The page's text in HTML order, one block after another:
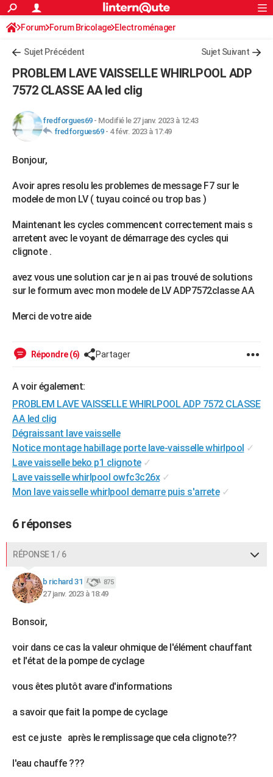
ACTUALITÉS
Politique
Société
Faits Divers
Education
Monde
Villes
+
Programme TV
TNTStreaming
Cinéma
Sorties cinéma
Musique
+FINANCE
Retraite
Impôts
Epargne
Immobilier
Risques naturels par ville
Banque
Assurance
Crédit
AUTO
Essais
Réserver un essai
Citadines
Berlines
SUV
Forum auto
+HIGH-TECH
Mobiles
Meilleur smartphone
Internet
Ordinateurs
Jeux vidéo
Guide high-tech
BRICOLAGE
Forum
Aménagement intérieur
Extérieur
Cuisine
Salle de bains
Jardinage
Rangement
WEEK-END
Art de vivre
Bien-être
Loisirs
Mode
Modes de vie
SANTE
Destinations
City break
Voyage nature
Voyage de noces
Forum
PHOTO
GUIDES D'ACHAT
CARTE DE VOEUX
Carte de Noël
Carte Bonne année
Carte Saint-Valentin
Carte Pâques
Carte d'anniversaire
DICTIONNAIRE
Dictionnaire
Biographies
Citations
Expressions
Proverbes
PROGRAMME TV
COPAINS D'AVANT
S'inscrire
Se connecter
Lycées
Collèges
Primaires
Universités
Entreprises
Service militaire
Avis de recherche
AVIS DE DÉCÈS
S'inscrire
Connexion
Forum Forum Bricolage Electroménager
Sujet Précédent Sujet Suivant
PROBLEM LAVE VAISSELLE WHIRLPOOL ADP
7572 CLASSE AA led clig
fredforgues69- Modifié le 27 janv. 2023 à 12:43
fredforgues69- 4 févr. 2023 à 17:49
Bonjour,
Avoir apres resolu les problemes de message F7 sur le
modele de mon LV ( tuyau coincé ou trop bas )
Maintenant les cycles commencent correctement mais s
arretent avec le voyant de démarrage des cycles qui
clignote .
avez vous une solution car je n ai pas trouvé de solutions
sur le formum avec mon modele de LV ADP7572classe AA
Merci de votre aide
Répondre (6) Partager
A voir également:
PROBLEM LAVE VAISSELLE WHIRLPOOL ADP 7572 CLASSE
AA led clig
Dégraissant lave vaisselle
Notice montage habillage porte lave-vaisselle whirlpool ✓
Lave vaisselle beko p1 clignote ✓
Lave vaisselle whirlpool owfc3c26x ✓
Mon lave vaisselle whirlpool demarre puis s'arrete ✓
6 réponses
RÉPONSE 1 / 6
b richard 31 875
27 janv. 2023 à 18:49
Bonsoir,
voir dans ce cas la valeur ohmique de l'élément chauffant
et l'état de la pompe de cyclage
vous êtes plutôt avare d'informations
a savoir que fait la pompe de cyclage
est ce juste après le remplissage que cela clignote??
l'eau chauffe ???